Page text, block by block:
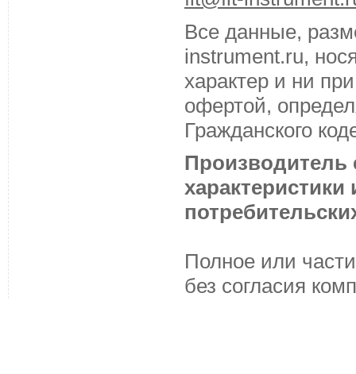
Все данные,
instrument.ru,
характер и ни
офертой,
Гражданского
Производитель
Полное или
без согласия